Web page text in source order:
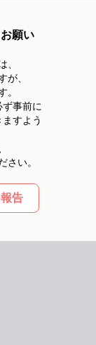
願い
、
が、
。
事前に
すよう
さい。
告